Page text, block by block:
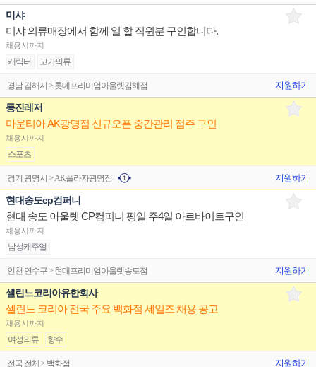
미샤
미샤 의류매장에서 함께 일 할 직원분 구인합니다.
채용시까지
캐릭터 고가의류
경남 김해시 > 롯데프리미엄아울렛김해점 지원하기
동진레저
마운티아 AK광명점 신규오픈 중간관리 점주 구인
채용시까지
스포츠
경기 광명시 > AK플라자광명점 지원하기
현대송도cp컴퍼니
현대 송도 아울렛 CP컴퍼니 평일 주4일 아르바이트구인
채용시까지
남성캐주얼
인천 연수구 > 현대프리미엄아울렛송도점 지원하기
셀린느코리아유한회사
셀린느 코리아 전국 주요 백화점 세일즈 채용 공고
채용시까지
여성의류 향수
전국 전체 > 백화점 지원하기